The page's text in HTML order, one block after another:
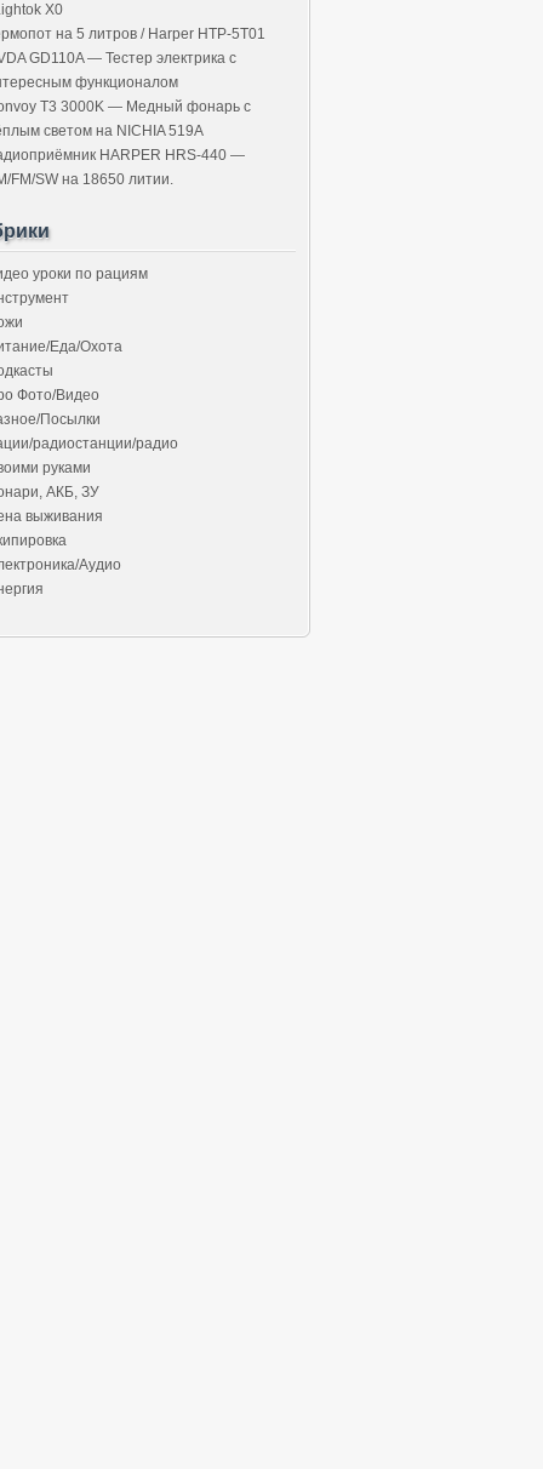
X0
на 5 литров / Harper HTP-5T01
GD110A — Тестер электрика с
функционалом
T3 3000K — Медный фонарь с
светом на NICHIA 519A
HARPER HRS-440 —
FM/SW на 18650 литии.
уроки по рациям
Еда/Охота
Фото/Видео
Посылки
радиостанции/радио
руками
АКБ, ЗУ
выживания
Аудио